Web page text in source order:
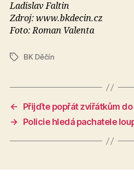
Ladislav Faltin
Zdroj: www.bkdecin.cz
Foto: Roman Valenta
ŠtítkyBK Děčín
←
Přijďte popřát zvířátkům do
→
Policie hledá pachatele